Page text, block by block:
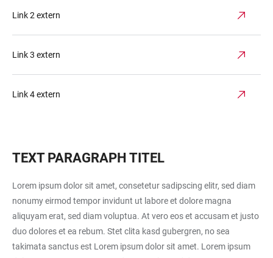
Link 2 extern
Link 3 extern
Link 4 extern
TEXT PARAGRAPH TITEL
Lorem ipsum dolor sit amet, consetetur sadipscing elitr, sed diam
nonumy eirmod tempor invidunt ut labore et dolore magna
aliquyam erat, sed diam voluptua. At vero eos et accusam et justo
duo dolores et ea rebum. Stet clita kasd gubergren, no sea
takimata sanctus est Lorem ipsum dolor sit amet. Lorem ipsum